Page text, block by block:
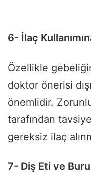
6- İlaç
Özellikle
doktor önerisi
önemlidir.
tarafından
gereksiz ilaç
7- Diş Eti ve